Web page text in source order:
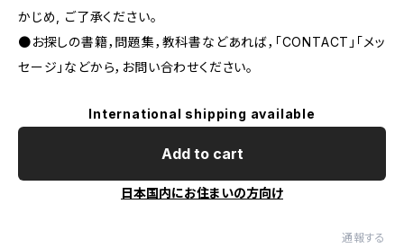
かじめ, ご了承ください｡
●お探しの書籍，問題集，教科書などあれば，「CONTACT」「メッ
セージ」などから，お問い合わせください。
International shipping available
Add to cart
日本国内にお住まいの方向け
通報する